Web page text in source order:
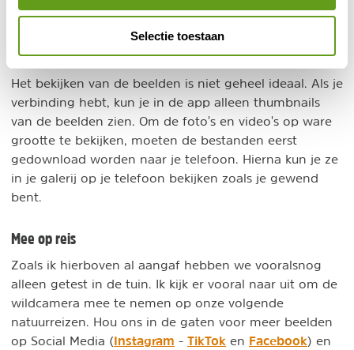
Selectie toestaan
Het grote voordeel van deze Wildcam is dat je niet
naar buiten hoeft om foto's te bekijken wanneer de
Het bekijken van de beelden is niet geheel ideaal. Als je
verbinding hebt, kun je in de app alleen thumbnails
van de beelden zien. Om de foto's en video's op ware
grootte te bekijken, moeten de bestanden eerst
gedownload worden naar je telefoon. Hierna kun je ze
in je galerij op je telefoon bekijken zoals je gewend
bent.
Mee op reis
Zoals ik hierboven al aangaf hebben we vooralsnog
alleen getest in de tuin. Ik kijk er vooral naar uit om de
wildcamera mee te nemen op onze volgende
natuurreizen. Hou ons in de gaten voor meer beelden
op Social Media (Instagram - TikTok en Facebook) en